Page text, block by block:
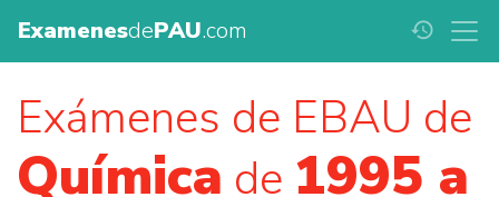
ExamenesdePAU.com history
Exámenes de EBAU de
Química de 1995 a